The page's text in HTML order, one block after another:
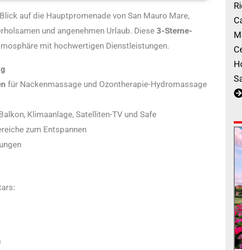
auf die Hauptpromenade von San Mauro Mare,
und angenehmen Urlaub. Diese 3-Sterne-
mit hochwertigen Dienstleistungen.
für Nackenmassage und Ozontherapie-Hydromassage
Klimaanlage, Satelliten-TV und Safe
zum Entspannen